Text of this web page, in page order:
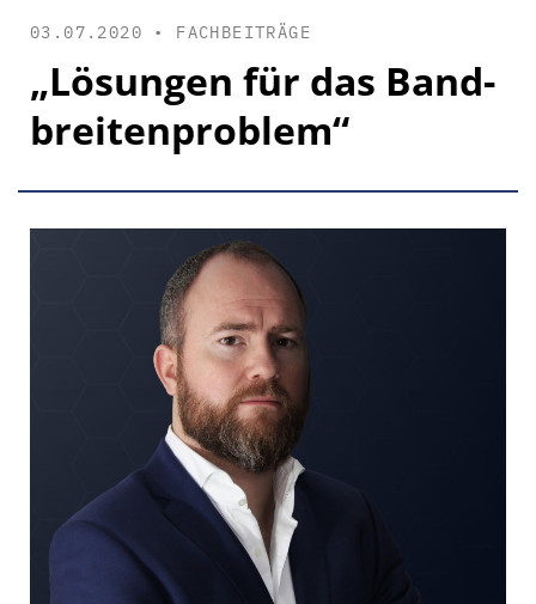
03.07.2020 • FACHBEITRÄGE
„Lösungen für das Band­
breiten­problem“